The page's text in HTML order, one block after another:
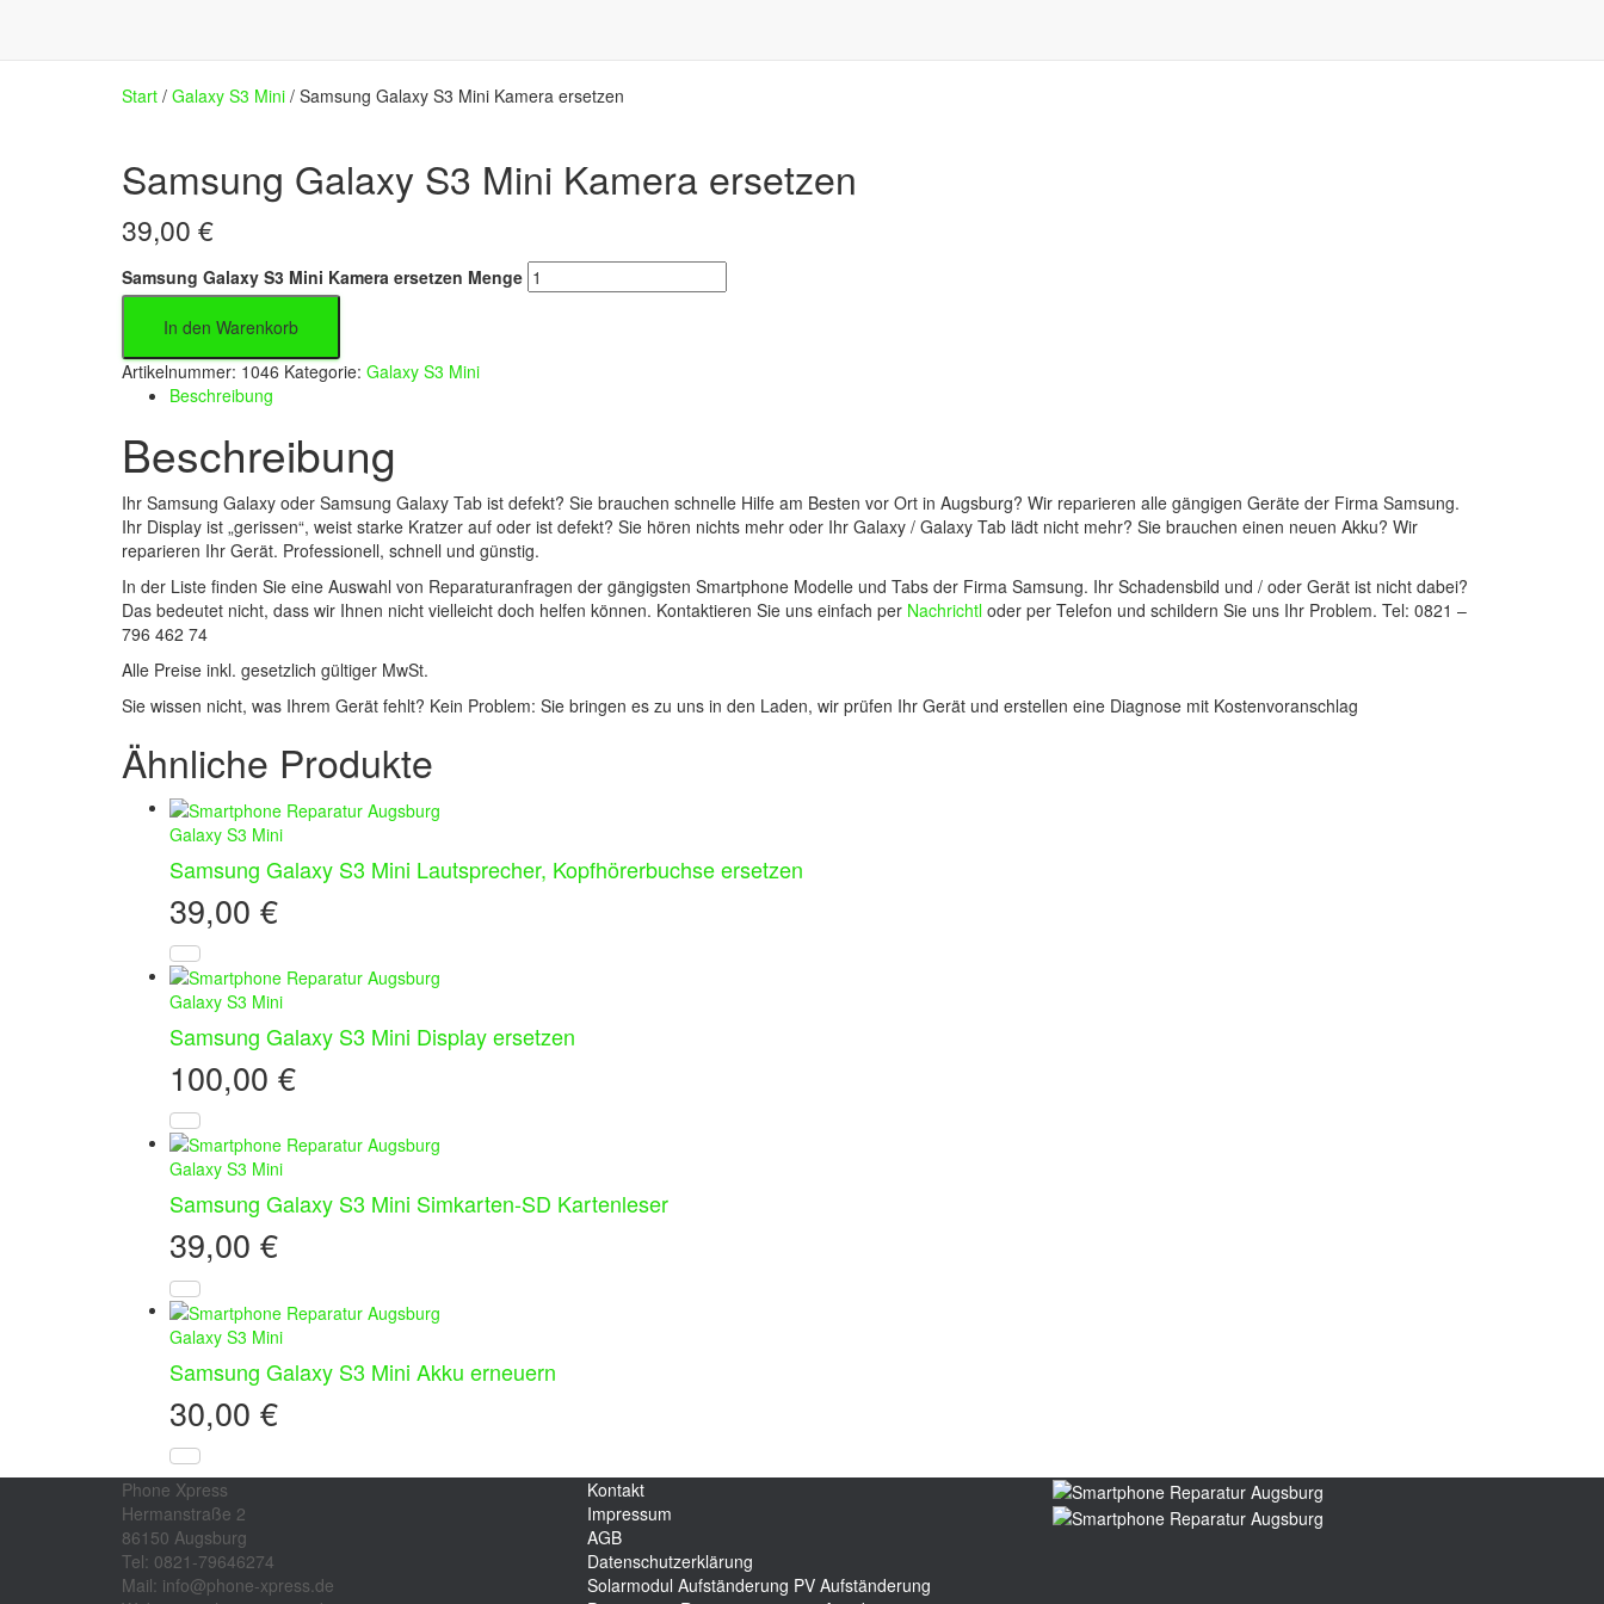
Start / Galaxy S3 Mini / Samsung Galaxy S3 Mini Kamera ersetzen
Samsung Galaxy S3 Mini Kamera ersetzen
39,00 €
Samsung Galaxy S3 Mini Kamera ersetzen Menge
In den Warenkorb
Artikelnummer: 1046 Kategorie: Galaxy S3 Mini
Beschreibung
Beschreibung
Ihr Samsung Galaxy oder Samsung Galaxy Tab ist defekt? Sie brauchen schnelle Hilfe am Besten vor Ort in Augsburg? Wir reparieren alle gängigen Geräte der Firma Samsung.
Ihr Display ist „gerissen“, weist starke Kratzer auf oder ist defekt? Sie hören nichts mehr oder Ihr Galaxy / Galaxy Tab lädt nicht mehr? Sie brauchen einen neuen Akku? Wir
reparieren Ihr Gerät. Professionell, schnell und günstig.
In der Liste finden Sie eine Auswahl von Reparaturanfragen der gängigsten Smartphone Modelle und Tabs der Firma Samsung. Ihr Schadensbild und / oder Gerät ist nicht dabei?
Das bedeutet nicht, dass wir Ihnen nicht vielleicht doch helfen können. Kontaktieren Sie uns einfach per Nachrichtl oder per Telefon und schildern Sie uns Ihr Problem. Tel: 0821 –
796 462 74
Alle Preise inkl. gesetzlich gültiger MwSt.
Sie wissen nicht, was Ihrem Gerät fehlt? Kein Problem: Sie bringen es zu uns in den Laden, wir prüfen Ihr Gerät und erstellen eine Diagnose mit Kostenvoranschlag
Ähnliche Produkte
Galaxy S3 Mini
Samsung Galaxy S3 Mini Lautsprecher, Kopfhörerbuchse ersetzen
39,00 €
Galaxy S3 Mini
Samsung Galaxy S3 Mini Display ersetzen
100,00 €
Galaxy S3 Mini
Samsung Galaxy S3 Mini Simkarten-SD Kartenleser
39,00 €
Galaxy S3 Mini
Samsung Galaxy S3 Mini Akku erneuern
30,00 €
Phone Xpress
Hermanstraße 2
86150 Augsburg
Tel: 0821-79646274
Mail: info@phone-xpress.de
Kontakt
Impressum
AGB
Datenschutzerklärung
Solarmodul Aufständerung PV Aufständerung